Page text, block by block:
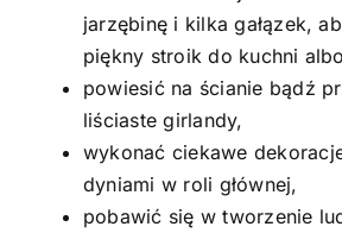
jarzębinę i kilka gałązek,
piękny stroik do kuchni
powiesić na ścianie bądź
liściaste girlandy,
wykonać ciekawe
dyniami w roli głównej,
pobawić się w tworzenie